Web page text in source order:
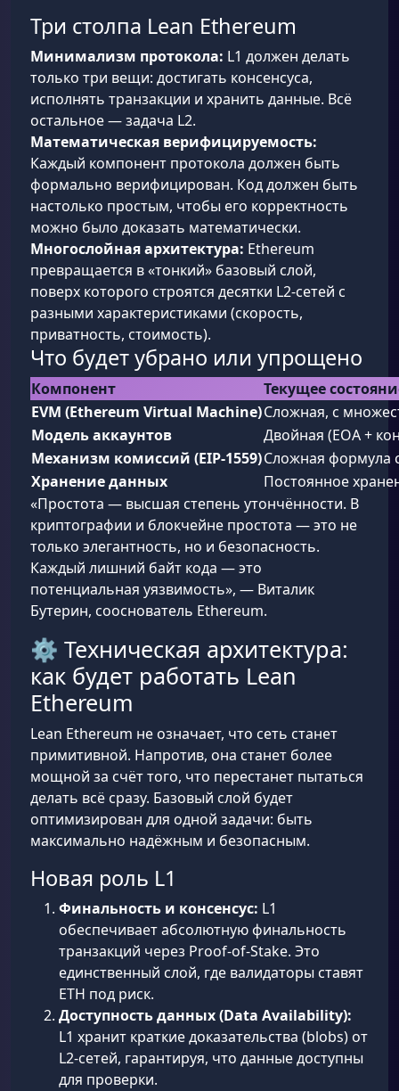
Три столпа Lean Ethereum
Минимализм протокола: L1 должен делать
только три вещи: достигать консенсуса,
исполнять транзакции и хранить данные. Всё
остальное — задача L2.
Математическая верифицируемость:
Каждый компонент протокола должен быть
формально верифицирован. Код должен быть
настолько простым, чтобы его корректность
можно было доказать математически.
Многослойная архитектура: Ethereum
превращается в «тонкий» базовый слой,
поверх которого строятся десятки L2-сетей с
разными характеристиками (скорость,
приватность, стоимость).
Что будет убрано или упрощено
Компонент
Текущее
EVM (Ethereum Virtual Machine)Сложная, с
Модель аккаунтов
Двойная (EOA +
Механизм комиссий (EIP-1559)Сложная формула
Хранение данных
Постоянное
«Простота — высшая степень утончённости. В
криптографии и блокчейне простота — это не
только элегантность, но и безопасность.
Каждый лишний байт кода — это
потенциальная уязвимость», — Виталик
Бутерин, сооснователь Ethereum.
⚙️ Техническая архитектура:
как будет работать Lean
Ethereum
Lean Ethereum не означает, что сеть станет
примитивной. Напротив, она станет более
мощной за счёт того, что перестанет пытаться
делать всё сразу. Базовый слой будет
оптимизирован для одной задачи: быть
максимально надёжным и безопасным.
Новая роль L1
Финальность и консенсус: L1
обеспечивает абсолютную финальность
транзакций через Proof-of-Stake. Это
единственный слой, где валидаторы ставят
ETH под риск.
Доступность данных (Data Availability):
L1 хранит краткие доказательства (blobs) от
L2-сетей, гарантируя, что данные доступны
для проверки.